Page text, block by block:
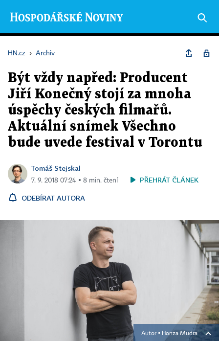
HN.cz › Archiv
Být vždy napřed: Producent
Jiří Konečný stojí za mnoha
úspěchy českých filmařů.
Aktuální snímek Všechno
bude uvede festival v Torontu
Tomáš Stejskal
7. 9. 2018 07:24 ▪ 8 min. čtení PŘEHRÁT ČLÁNEK
ODEBÍRAT AUTORA
Autor ▪ Honza Mudra